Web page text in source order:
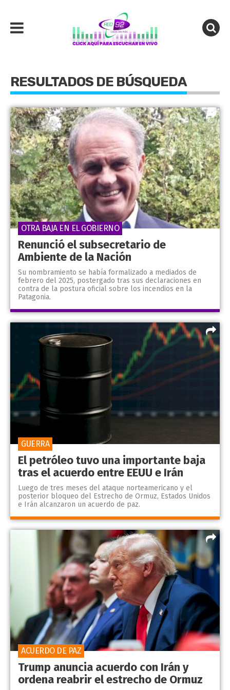
RESULTADOS DE BÚSQUEDA
Renunció el subsecretario de
Ambiente de la Nación
Su nombramiento se había formalizado a mediados de
febrero del 2025, postergado tras sus declaraciones en
contra de la postura oficial sobre los incendios en la
Patagonia.
OTRA BAJA EN EL GOBIERNO
El petróleo tuvo una importante baja
tras el acuerdo entre EEUU e Irán
Luego de tres meses del ataque norteamericano y el
posterior bloqueo del Estrecho de Ormuz, Estados Unidos
e Irán alcanzaron un acuerdo de paz.
GUERRA
Trump anuncia acuerdo con Irán y
ordena reabrir el estrecho de Ormuz
ACUERDO DE PAZ